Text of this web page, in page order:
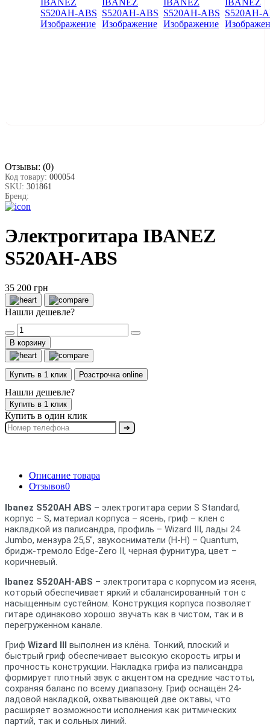
Отзывы: (0)
Код товару: 000054
SKU: 301861
Бренд:
Электрогитара IBANEZ
S520AH-ABS
35 200 грн
Нашли дешевле?
В корзину
Купить в 1 клик Розстрочка online
Нашли дешевле?
Купить в 1 клик
Купить в один клик
➔
Описание товара
Отзывов0
Ibanez S520AH ABS – электрогитара серии S Standard,
корпус – S, материал корпуса – ясень, гриф – клен с
накладкой из палисандра, профиль – Wizard III, лады 24
Jumbo, мензура 25,5", звукосниматели (H-H) – Quantum,
бридж-тремоло Edge-Zero II, черная фурнитура, цвет –
коричневый.
Ibanez S520AH-ABS – электрогитара с корпусом из ясеня,
который обеспечивает яркий и сбалансированный тон с
насыщенным сустейном. Конструкция корпуса позволяет
гитаре одинаково хорошо звучать как в чистом, так и в
перегруженном канале.
Гриф Wizard III выполнен из клёна. Тонкий, плоский и
быстрый гриф обеспечивает высокую скорость игры и
прочность конструкции. Накладка грифа из палисандра
формирует плотный звук с акцентом на средние частоты,
сохраняя баланс по всему диапазону. Гриф оснащён 24-
ладовой накладкой, охватывающей две октавы, что
расширяет возможности исполнения как ритмических
партий, так и сольных линий.